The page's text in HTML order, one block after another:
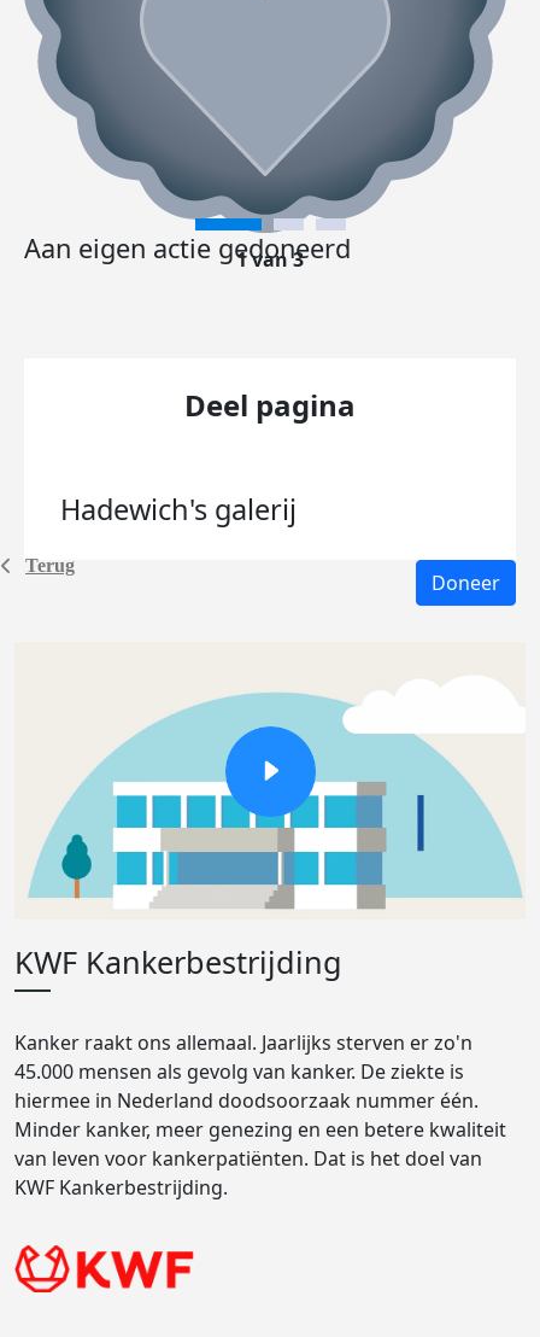
Terug
Aan eigen actie gedoneerd
1 van 3
Deel pagina
Hadewich's galerij
Doneer
KWF Kankerbestrijding
Kanker raakt ons allemaal. Jaarlijks sterven er zo'n
45.000 mensen als gevolg van kanker. De ziekte is
hiermee in Nederland doodsoorzaak nummer één.
Minder kanker, meer genezing en een betere kwaliteit
van leven voor kankerpatiënten. Dat is het doel van
KWF Kankerbestrijding.